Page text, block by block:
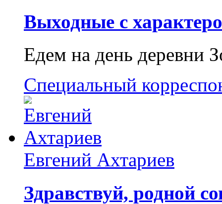
Выходные с
Едем на день деревни
Специальный
Евгений Ахтариев
Здравствуй, родной